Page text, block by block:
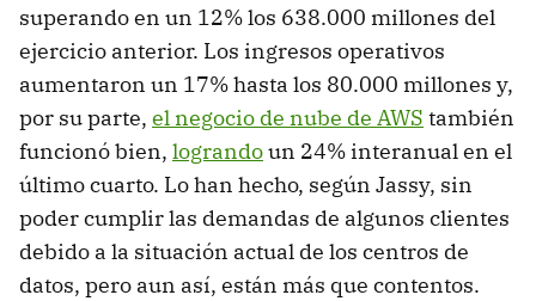
superando en un 12% los 638.000 millones del
ejercicio anterior. Los ingresos operativos
aumentaron un 17% hasta los 80.000 millones y,
por su parte, el negocio de nube de AWS también
funcionó bien, lograndoun 24% interanual en el
último cuarto. Lo han hecho, según Jassy, sin
poder cumplir las demandas de algunos clientes
debido a la situación actual de los centros de
datos, pero aun así, están más que contentos.